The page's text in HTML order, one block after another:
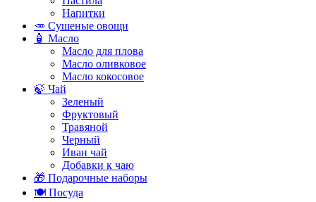
Напитки
🥕 Сушеные овощи
🧴 Масло
Масло для плова
Масло оливковое
Масло кокосовое
🍃 Чай
Зеленый
Фруктовый
Травяной
Черный
Иван чай
Добавки к чаю
🎁 Подарочные наборы
🍽️ Посуда